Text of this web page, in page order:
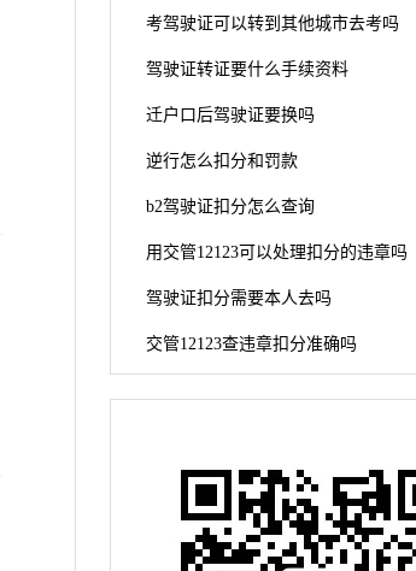
考驾驶证可以转到其他城市去考吗
驾驶证转证要什么手续资料
迁户口后驾驶证要换吗
逆行怎么扣分和罚款
b2驾驶证扣分怎么查询
用交管12123可以处理扣分的违章吗
驾驶证扣分需要本人去吗
交管12123查违章扣分准确吗